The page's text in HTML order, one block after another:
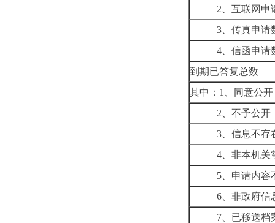
2 、互联网申
3 、传真申请
4 、信函申请
到期已答复总数
其中： 1
同意公开
2 、不予公开
3 、信息不存
4 、非本机关
5 、申请内容
6 、非政府信
7 、已移送档